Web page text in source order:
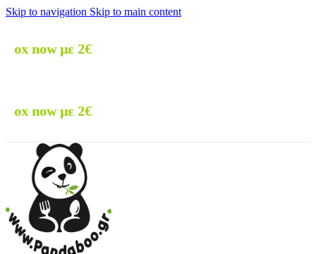
Skip to navigation Skip to main content